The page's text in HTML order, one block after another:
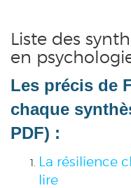
Liste des
en
Les précis de
chaque
PDF) :
La résilience
lire